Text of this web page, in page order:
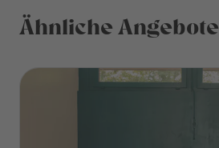
Ähnliche Angebote